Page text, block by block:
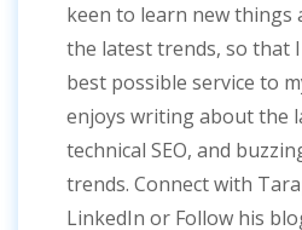
keen to learn new things
the latest trends, so that
best possible service to
enjoys writing about the
technical SEO, and
trends. Connect with
LinkedIn or Follow his